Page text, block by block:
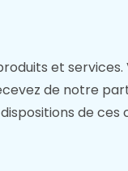
et
de notre
de